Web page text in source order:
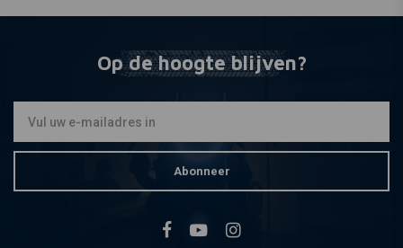
Op de hoogte blijven?
Abonneer